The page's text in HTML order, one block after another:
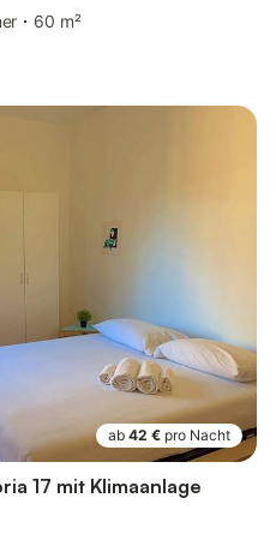
60 m²
ab 42 € pro Nacht
17 mit Klimaanlage